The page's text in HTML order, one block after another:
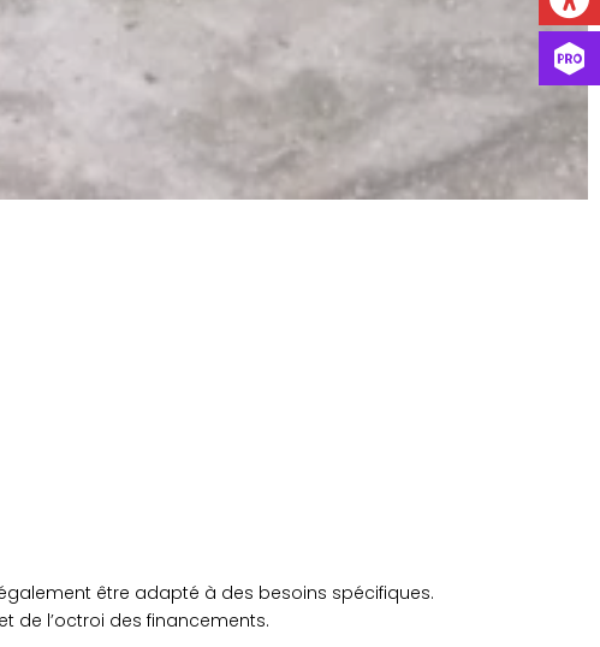
être adapté à des besoins spécifiques.
de l’octroi des financements.